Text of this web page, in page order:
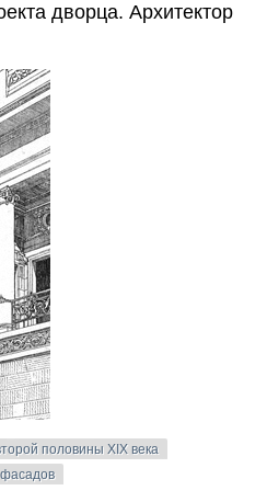
дворца. Архитектор
половины XIX века